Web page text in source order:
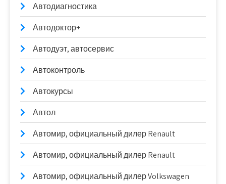
Автодиагностика
Автодоктор+
Автодуэт, автосервис
Автоконтроль
Автокурсы
Автол
Автомир, официальный дилер Renault
Автомир, официальный дилер Renault
Автомир, официальный дилер Volkswagen